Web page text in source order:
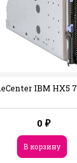
IBM HX5
0 ₽
В корзину